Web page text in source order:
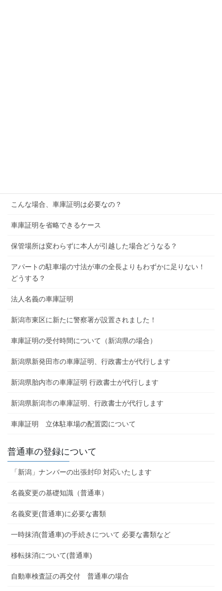
こんな場合、車庫証明は必要なの？
車庫証明を省略できるケース
保管場所は変わらずに本人が引越した場合どうなる？
アパートの駐車場の寸法が車の全長よりもわずかに足りない！
どうする？
法人名義の車庫証明
新潟市東区に新たに警察署が設置されました！
車庫証明の受付時間について（新潟県の場合）
新潟県新発田市の車庫証明、行政書士が代行します
新潟県胎内市の車庫証明 行政書士が代行します
新潟県新潟市の車庫証明、行政書士が代行します
車庫証明 立体駐車場の配置図について
普通車の登録について
「新潟」ナンバーの出張封印 対応いたします
名義変更の基礎知識（普通車）
名義変更(普通車)に必要な書類
一時抹消(普通車)の手続きについて 必要な書類など
移転抹消について(普通車)
自動車検査証の再交付 普通車の場合